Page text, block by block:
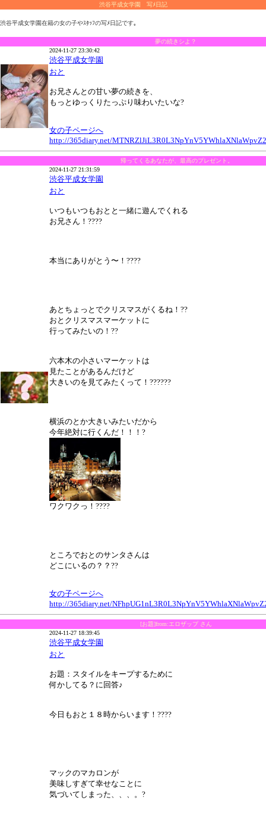
渋谷平成女学園 写ﾒ日記
渋谷平成女学園在籍の女の子やｽﾀｯﾌの写ﾒ日記です｡
夢の続きシよ？
2024-11-27 23:30:42
渋谷平成女学園
おと
お兄さんとの甘い夢の続きを、
もっとゆっくりたっぷり味わいたいな?
女の子ページへ
http://365diary.net/
帰ってくるあなたが、最高のプレゼント。
2024-11-27 21:31:59
渋谷平成女学園
おと
いつもいつもおとと一緒に遊んでくれる
お兄さん！????
本当にありがとう〜！????
あとちょっとでクリスマスがくるね！??
おとクリスマスマーケットに
行ってみたいの！??
六本木の小さいマーケットは
見たことがあるんだけど
大きいのを見てみたくって！??????
横浜のとか大きいみたいだから
今年絶対に行くんだ！！！?
ワクワクっ！????
ところでおとのサンタさんは
どこにいるの？？??
女の子ページへ
http://365diary.net/
[お題]from:エロザップ さん
2024-11-27 18:39:45
渋谷平成女学園
おと
お題：スタイルをキープするために
何かしてる？に回答♪
今日もおと１８時からいます！????
マックのマカロンが
美味しすぎて幸せなことに
気づいてしまった、、、。?